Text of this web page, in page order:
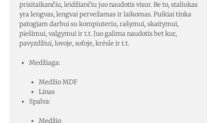
prisitaikančiu, leidžiančiu juo naudotis visur. Be to, staliukas
yra lengvas, lengvai pervežamas ir laikomas. Puikiai tinka
patogiam darbui su kompiuteriu, rašymui, skaitymui,
piešimui, valgymui ir t.t. Juo galima naudotis bet kur,
pavyzdžiui, lovoje, sofoje, krėsle ir t.t.
Medžiaga:
Medžio MDF
Linas
Spalva:
Medžio